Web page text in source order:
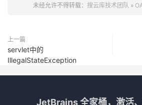
未经允许不得转载： 搜云库技术团队 »
上一篇
servlet中的
IllegalStateException
JetBrains 全家桶，激活